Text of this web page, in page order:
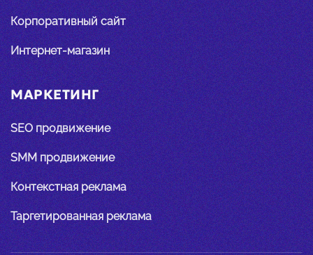
Корпоративный сайт
Интернет-магазин
МАРКЕТИНГ
SEO продвижение
SMM продвижение
Контекстная реклама
Таргетированная реклама